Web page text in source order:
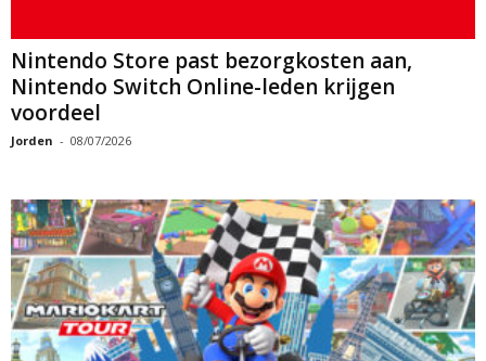
Nintendo Store past bezorgkosten aan,
Nintendo Switch Online-leden krijgen
voordeel
Jorden - 08/07/2026